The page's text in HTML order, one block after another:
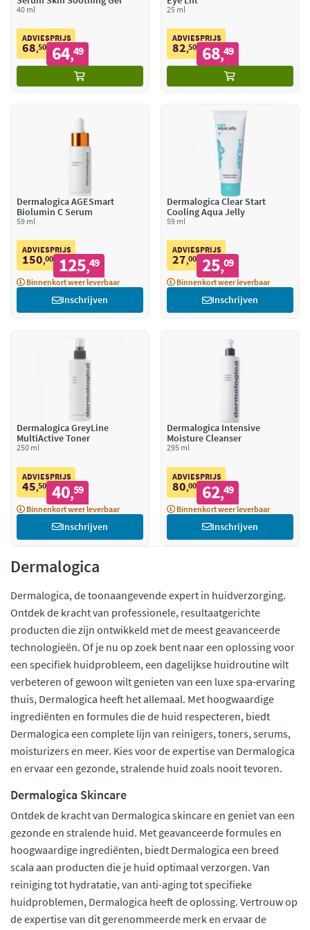
40 ml
ADVIESPRIJS
68,50 64,49
25 ml
ADVIESPRIJS
82,50 68,49
Dermalogica AGESmart
Biolumin C Serum
59 ml
ADVIESPRIJS
150,00 125,49
Binnenkort weer leverbaar
Inschrijven
Dermalogica Clear Start
Cooling Aqua Jelly
59 ml
ADVIESPRIJS
27,00 25,09
Binnenkort weer leverbaar
Inschrijven
Dermalogica GreyLine
MultiActive Toner
250 ml
ADVIESPRIJS
45,50 40,59
Binnenkort weer leverbaar
Inschrijven
Dermalogica Intensive
Moisture Cleanser
295 ml
ADVIESPRIJS
80,00 62,49
Binnenkort weer leverbaar
Inschrijven
Dermalogica
Dermalogica, de toonaangevende expert in huidverzorging.
Ontdek de kracht van professionele, resultaatgerichte
producten die zijn ontwikkeld met de meest geavanceerde
technologieën. Of je nu op zoek bent naar een oplossing voor
een specifiek huidprobleem, een dagelijkse huidroutine wilt
verbeteren of gewoon wilt genieten van een luxe spa-ervaring
thuis, Dermalogica heeft het allemaal. Met hoogwaardige
ingrediënten en formules die de huid respecteren, biedt
Dermalogica een complete lijn van reinigers, toners, serums,
moisturizers en meer. Kies voor de expertise van Dermalogica
en ervaar een gezonde, stralende huid zoals nooit tevoren.
Dermalogica Skincare
Ontdek de kracht van Dermalogica skincare en geniet van een
gezonde en stralende huid. Met geavanceerde formules en
hoogwaardige ingrediënten, biedt Dermalogica een breed
scala aan producten die je huid optimaal verzorgen. Van
reiniging tot hydratatie, van anti-aging tot specifieke
huidproblemen, Dermalogica heeft de oplossing. Vertrouw op
de expertise van dit gerenommeerde merk en ervaar de